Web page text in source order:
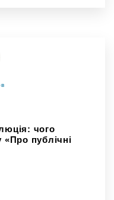
чого
«Про публічні